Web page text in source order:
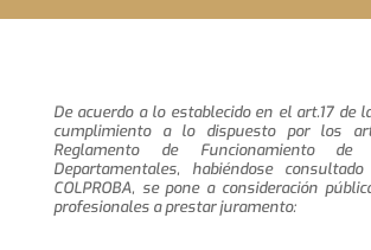
De acuerdo a lo establecido en el art.17 de
cumplimiento a lo dispuesto por los
Reglamento de Funcionamiento de
Departamentales, habiéndose
COLPROBA, se pone a consideración
profesionales a prestar juramento: